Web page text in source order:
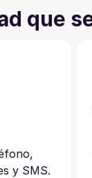
que
y SMS.